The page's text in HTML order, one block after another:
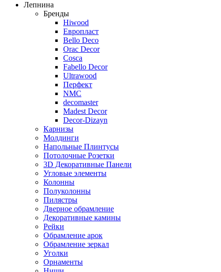
Лепнина
Бренды
Hiwood
Европласт
Bello Deco
Orac Decor
Cosca
Fabello Decor
Ultrawood
Перфект
NMC
decomaster
Madest Decor
Decor-Dizayn
Карнизы
Молдинги
Напольные Плинтусы
Потолочные Розетки
3D Декоративные Панели
Угловые элементы
Колонны
Полуколонны
Пилястры
Дверное обрамление
Декоративные камины
Рейки
Обрамление арок
Обрамление зеркал
Уголки
Орнаменты